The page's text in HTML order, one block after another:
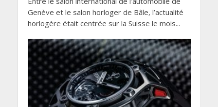
Genève et le salon horloger de Bâle, l’actualité
horlogère était centrée sur la Suisse le mois...